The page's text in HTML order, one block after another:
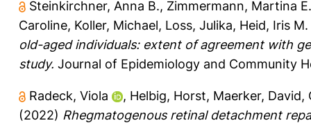
Steinkirchner, Anna B., Zimmermann, Martina E.
Caroline, Koller, Michael, Loss, Julika, Heid, Iris M.
old-aged individuals: extent of agreement with
study. Journal of Epidemiology and Community
Radeck, Viola , Helbig, Horst, Maerker, David,
(2022) Rhegmatogenous retinal detachment